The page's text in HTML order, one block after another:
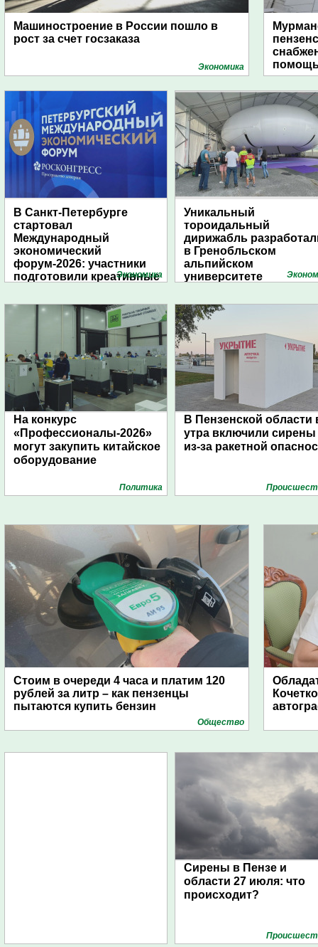
Машиностроение в России пошло в
рост за счет госзаказа
Экономика
В Санкт-Петербурге
стартовал
Международный
экономический
форум-2026: участники
подготовили креативные
Экономика
Уникальный
тороидальный
дирижабль
в Гренобльском
альпийском
университете
На конкурс
«Профессионалы-2026»
могут закупить китайское
оборудование
Политика
В Пензенской области
утра включили сирены
из-за ракетной
Стоим в очереди 4 часа и платим 120
рублей за литр – как пензенцы
пытаются купить бензин
Общество
Сирены в Пензе и
области 27 июля: что
происходит?